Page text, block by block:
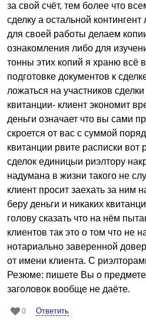
за свой счёт, тем более что
сделку а остальной
для своей работы делаем
ознакомления либо для
тонны этих копий я храню всё
подготовке документов к
ложаться на участников
квитанции- клиент экономит
деньги означает что вы сами
скроется от вас с суммой
квитанции рвите расписки
сделок единицыи риэлтору
надумана в жизни такого не
клиент просит заехать за ним
беру деньги и никаких
голову сказать что на нём
клиентов так это о том что не
нотариально заверенной
от имени клиента. С
Резюме: пишете Вы о
заголовок вообще не даёте.
0 Ответить